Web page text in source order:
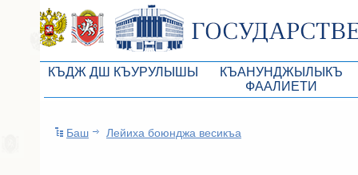
КЪДЖ ДШ КЪУРУЛЫШЫ
КъМДж ЮР Президиумы
КЪАНУНДЖЫЛЫКЪ
ФААЛИЕТИ
Бюджет Республики
Баш Лейиха боюнджа весикъа